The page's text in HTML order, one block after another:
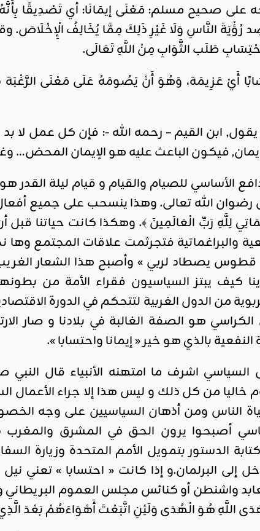
على صحيح مسلم: مَعْنَى إيمَانَا: أي تَصْدِيقًا
رُؤْيَةَ النَّاسِ وَلَا غَيْرِ ذَلِكَ مِمَّا يُخَالِفُ الْإِخْلَاصَ.
طَلَب الثَّوَابِ مِنْ اللَّهِ تَعَالَى.
أَيْ عَزِيمَة، وَهُوَ أَنْ يَصُومَهُ عَلَى مَعْنَى
ابن القيم – رحمه الله -: فإن كل عمل لا
فيكون الباعث عليه هو الإيمان المحض…
الأساسي للصيام والقيام و قيام ليلة القدر
الله تعالى. وهذا ينسحب على جميع
لِلَّهِ رَبِّ الْعَالَمِينَ ﴾. وهكذا كانت حياتنا قبل
والبراغماتية فتجرثمت علاقات
يصطاد لربي » وأصبح هذا الشعار الغريب
كيف يبتز السياسيون فقراء الأمة من
من الدول الغربية لتتحكم في الدورة
هو الصفة الغالبة في بلادنا و صار
بالذي هو خير « إيمانا واحتسابا ».
اشرف ما امتهنه الأنبياء قال
خاليا من كل ذلك و ليس هذا إلا جراء الأعمال
الناس ومن أذهان السياسيين على وجه
أصبحوا يرون الحق في المشرق
الدستور بتمويل الأمم المتحدة وزيارة
إلى البرلمان.و إذا كانت « احتسابا » تعني
واشنطن أو كنائس مجلس العموم البريطاني
اللَّهِ هُوَ الْهُدَى وَلَئِنِ اتَّبَعْتَ أَهْوَاءَهُمْ بَعْدَ